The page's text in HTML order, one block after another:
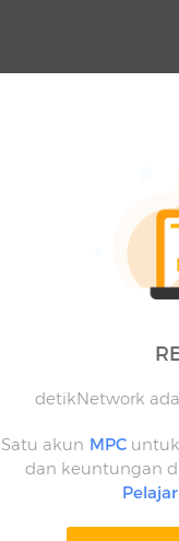
detikNetwork
Satu akun MPCuntuk
dan keuntungan